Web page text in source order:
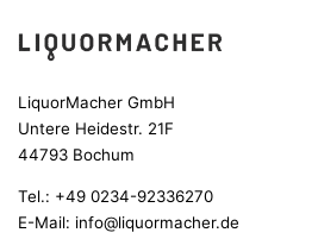
LiquorMacher GmbH
Untere Heidestr. 21F
44793 Bochum
Tel.: +49 0234-92336270
E-Mail: info@liquormacher.de